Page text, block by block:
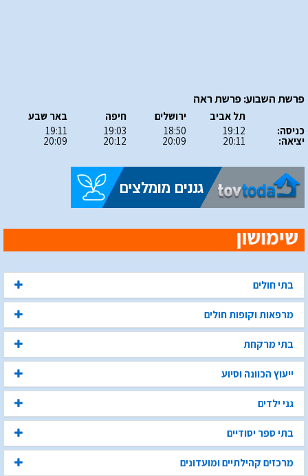
פרשת השבוע: פרשת ראה
כניסה:
יציאה:
תל אביב
19:12
20:11
ירושלים
18:50
20:09
חיפה
19:03
20:12
באר שבע
19:11
20:09
בתי חולים
מרפאות וקופות חולים
בתי מרקחת
ייעוץ הכוונה וסיוע
גני ילדים
בתי ספר יסודיים
מרכזים קהילתיים ומועדונים